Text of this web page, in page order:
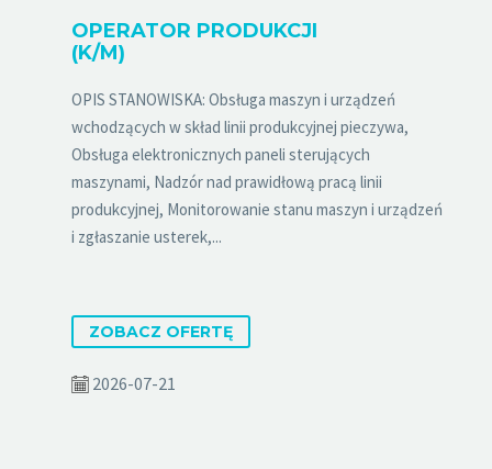
OPERATOR PRODUKCJI
(K/M)
OPIS STANOWISKA: Obsługa maszyn i urządzeń
wchodzących w skład linii produkcyjnej pieczywa,
Obsługa elektronicznych paneli sterujących
maszynami, Nadzór nad prawidłową pracą linii
produkcyjnej, Monitorowanie stanu maszyn i urządzeń
i zgłaszanie usterek,...
ZOBACZ OFERTĘ
2026-07-21